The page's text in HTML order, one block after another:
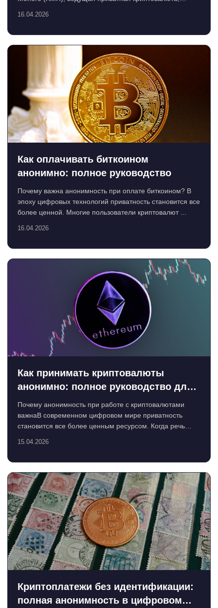
16.04.2026
Как оплачивать биткоином
анонимно: полное руководство
Почему важна анонимность при оплате биткоином? В
эпоху цифровых технологий приватность становится все
более ценной. Многие пользователи криптовалют ...
16.04.2026
Как принимать криптовалюты
анонимно: полное руководство для
защиты приватности
Почему анонимность при работе с криптовалютами
важнаВ современном цифровом мире приватность
становится все более ценным ресурсом. Когда речь
15.04.2026
Криптоплатежи без идентификации:
полная анонимность в цифровом